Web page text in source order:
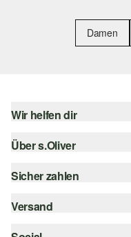
Damen
Wir helfen dir
Hilfe & FAQ
Über s.Oliver
Newsletter
Sicher zahlen
Rechnung
Versand